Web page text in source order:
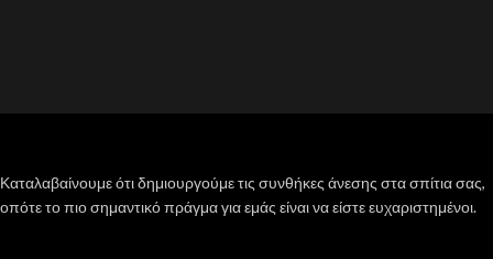
Καταλαβαίνουμε ότι δημιουργούμε τις συνθήκες άνεσης στα σπίτια σας,
οπότε το πιο σημαντικό πράγμα για εμάς είναι να είστε ευχαριστημένοι.